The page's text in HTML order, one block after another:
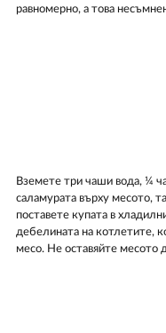
равномерно, а това
Вземете три чаши вода, ¼
саламурата върху месото,
поставете купата в
дебелината на котлетите,
месо. Не оставяйте месото